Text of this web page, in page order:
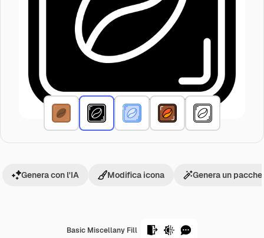
Basic Miscellany Fill
Genera con l'IA Modifica icona Genera un